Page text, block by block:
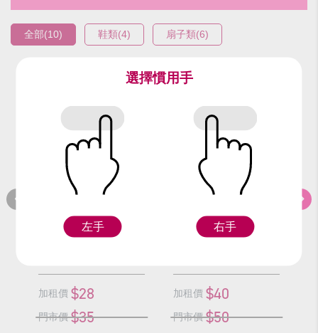
全部(10) 鞋類(4) 扇子類(6)
編號：94210
加租價 $28
門市價 $35
編號：92217
加租價 $40
門市價 $50
選擇慣用手
左手 右手